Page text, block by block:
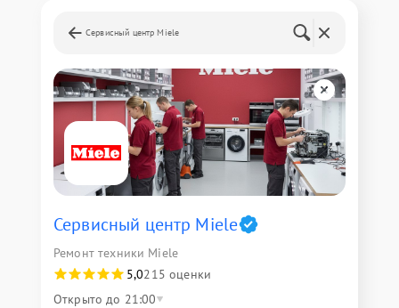
Сервисный центр Miele
Сервисный центр Miele
Ремонт техники Miele
5,0215 оценки
Открыто до 21:00